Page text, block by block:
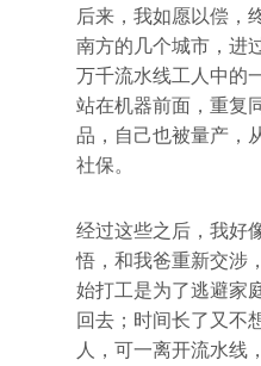
后来，我如愿以偿，
南方的几个城市，进
万千流水线工人中的
站在机器前面，重复
品，自己也被量产，
社保。
经过这些之后，我好
悟，和我爸重新交涉
始打工是为了逃避家
回去；时间长了又不
人，可一离开流水线